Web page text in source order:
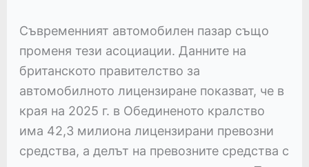
Съвременният автомобилен пазар също
променя тези асоциации. Данните на
британското правителство за
автомобилното лицензиране показват, че в
края на 2025 г. в Обединеното кралство
има 42,3 милиона лицензирани превозни
средства, а делът на превозните средства с